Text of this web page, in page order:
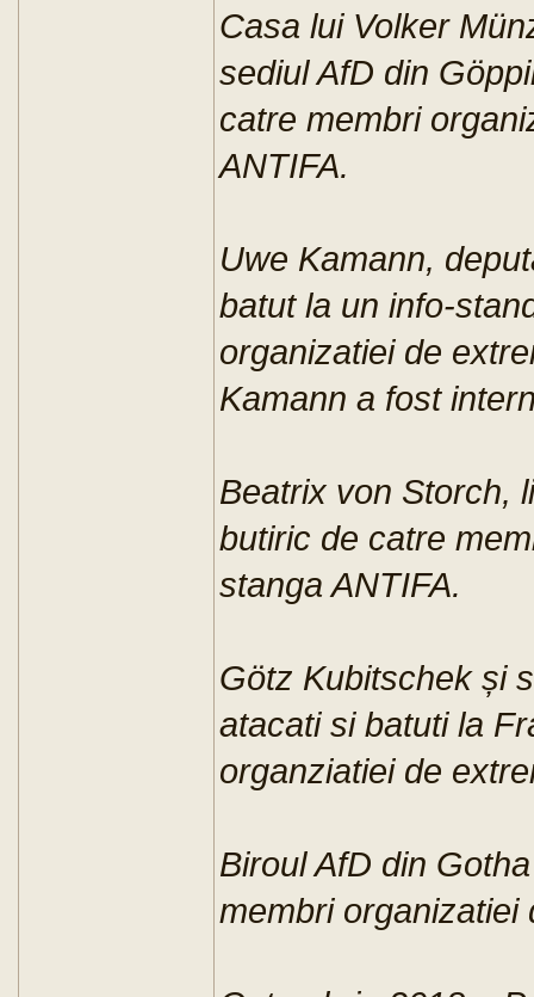
Casa lui Volker
sediul AfD din
catre membri
ANTIFA.
Uwe Kamann,
batut la un info-
organizatiei de
Kamann a fost
Beatrix von Storch,
butiric de catre
stanga ANTIFA.
Götz Kubitschek și
atacati si batuti la
organziatiei de
Biroul AfD din
membri organizatiei